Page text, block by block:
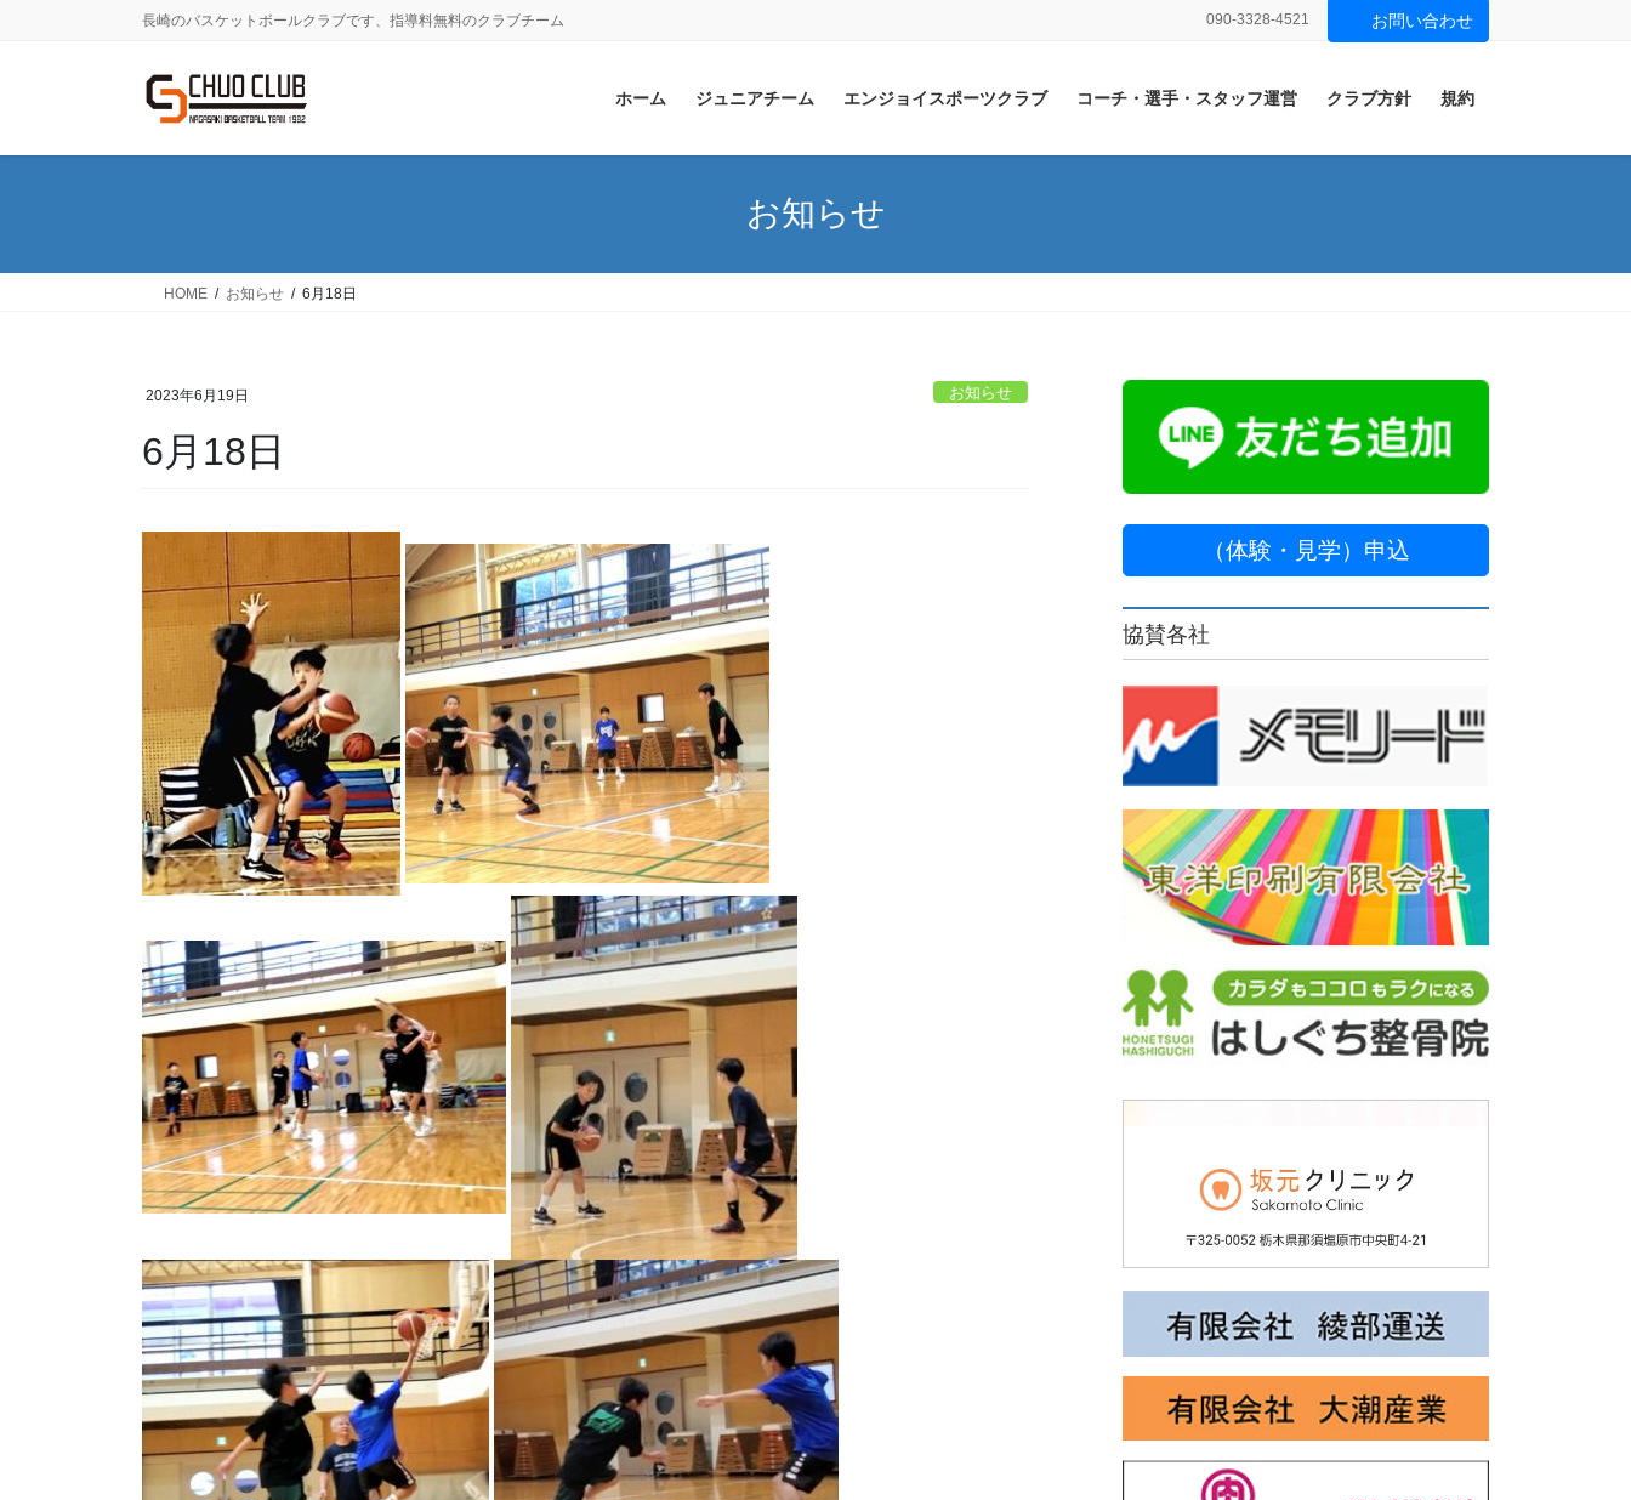
に
ョ
動
長崎のバスケットボールクラブです、指導料無料のクラブチーム 090-3328-4521 お問い合わせ
ホーム ジュニアチーム エンジョイスポーツクラブ コーチ・選手・スタッフ運営 クラブ方針 規約
お知らせ
HOME お知らせ 6月18日
2023年6月19日 お知らせ
6月18日
（体験・見学）申込
協賛各社